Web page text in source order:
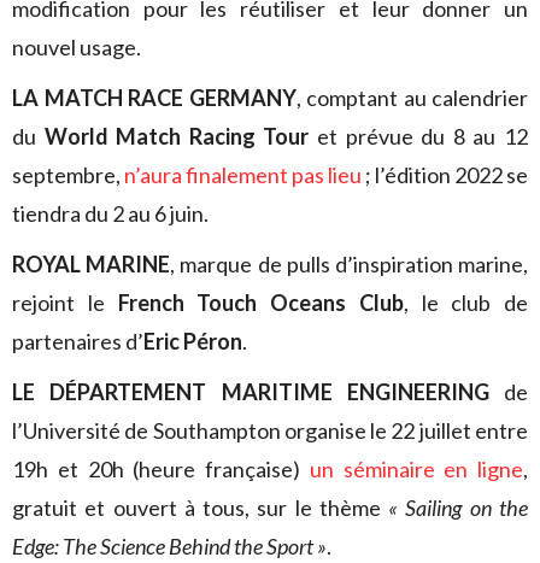
modification pour les réutiliser et leur donner un
nouvel usage.
LA MATCH RACE GERMANY, comptant au calendrier
du World Match Racing Tour et prévue du 8 au 12
septembre, n’aura finalement pas lieu ; l’édition 2022 se
tiendra du 2 au 6 juin.
ROYAL MARINE, marque de pulls d’inspiration marine,
rejoint le French Touch Oceans Club, le club de
partenaires d’Eric Péron.
LE DÉPARTEMENT MARITIME ENGINEERINGde
l’Université de Southampton organise le 22 juillet entre
19h et 20h (heure française) un séminaire en ligne,
gratuit et ouvert à tous, sur le thème « Sailing on the
Edge: The Science Behind the Sport ».